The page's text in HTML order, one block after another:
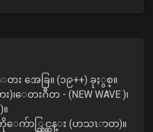
အေခြ။ (၁၉++) ခုႏွစ္။
၊ေတးဂီတ - (NEW WAVE )၊
က်ာ္လြင္ဆန္း (ဟသၤာတ)။